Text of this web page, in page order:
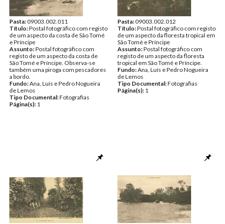
Pasta:09003.002.011
Título:Postal fotográfico com registo
de um aspecto da costa de São Tomé
e Príncipe
Assunto:Postal fotográfico com
registo de um aspecto da costa de
São Tomé e Príncipe. Observa-se
também uma piroga com pescadores
a bordo.
Fundo:Ana, Luís e Pedro Nogueira
de Lemos
Tipo Documental:Fotografias
Página(s): 1
Pasta:09003.002.012
Título:Postal fotográfico com registo
de um aspecto da floresta tropical em
São Tomé e Príncipe
Assunto:Postal fotográfico com
registo de um aspecto da floresta
tropical em São Tomé e Príncipe.
Fundo:Ana, Luís e Pedro Nogueira
de Lemos
Tipo Documental:Fotografias
Página(s): 1